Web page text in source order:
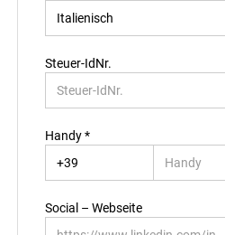
Wohnortsprovinz/
PLZ Residenz
Adresse Residenz
Steuer-IdNr.
Handy *
Social – Webseite